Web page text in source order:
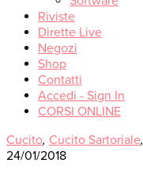
Riviste
Dirette Live
Negozi
Shop
Contatti
Accedi - Sign In
CORSI ONLINE
Cucito, Cucito Sartoriale,
24/01/2018